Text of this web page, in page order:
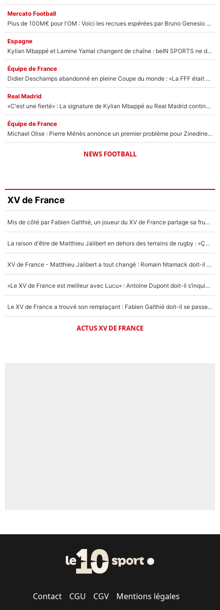
Mercato Football
Plus de 100M€ pour l'OM : Voici les recrues espérées par Bruno Genesio et Grégory Lorenzi après l’opération dégraissage
Espagne
Kylian Mbappé et Lamine Yamal changent de chaîne : beIN SPORTS ne digère pas cette décision historique et prédit un fiasco pour la Liga
Équipe de France
Didier Deschamps abandonné en pleine Coupe du monde : «La FFF était déjà passée à Zinedine Zidane»
Real Madrid
«C'est une fierté» : La signature de Kylian Mbappé au Real Madrid continue de régaler l'Espagne
Équipe de France
Michael Olise : Pierre Ménès annonce un premier problème pour Zinedine Zidane en équipe de France
NEWS FOOTBALL
XV de France
Mis de côté par Fabien Galthié, un joueur du XV de France partage sa frustration : «ils ne me l’ont pas dit tout de suite»
La raison d'être de Matthieu Jalibert en dehors des terrains de rugby : «Ça m'atteint autant que si tu touches à un membre de ma famille»
XV de France - Matthieu Jalibert a tout changé : Romain Ntamack doit-il s’inquiéter pour sa place à un an de la Coupe du monde ?
«Le XV de France est meilleur avec Lucu» : Antoine Dupont doit-il s’inquiéter pour sa place ?
Le XV de France a trouvé son remplaçant : Fabien Galthié doit-il se passer d'Antoine Dupont ?
ACTUS XV DE FRANCE
Contact CGU CGV Mentions légales